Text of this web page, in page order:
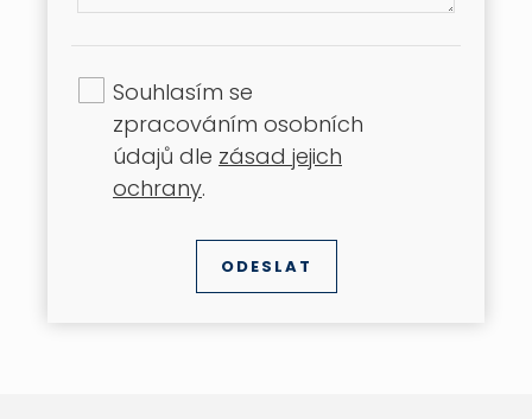
Souhlasím se
zpracováním osobních
údajů dle zásad jejich
ochrany.